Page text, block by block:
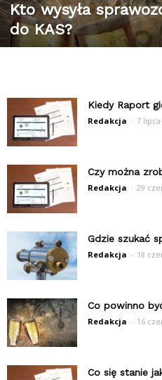
Kto wysyła
do KAS?
Kiedy Raport
Redakcja - 7 lipca
Czy można
Redakcja - 29
Gdzie szukać
Redakcja - 18
Co powinno
Redakcja - 16
Co się stanie